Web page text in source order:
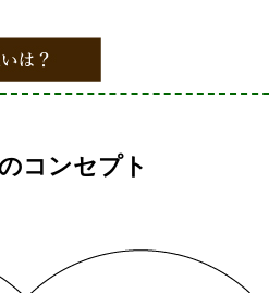
コンセプト